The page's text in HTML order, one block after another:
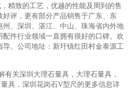
精致的工艺，优越的性能及周到的售
好评，更有部分产品销售于广东、东
、深圳、湛江、中山、珠海省内外地
配件行业领域一直拥有很好的口碑。欢
。公司地址：新圩镇红田村金泰源工
有关深圳大理石量具，大理石量具，
具，深圳花岗石V型尺的更多信息详